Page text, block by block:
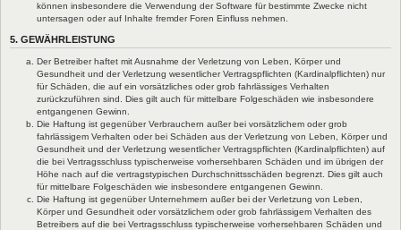
können insbesondere die Verwendung der Software für bestimmte Zwecke nicht
untersagen oder auf Inhalte fremder Foren Einfluss nehmen.
5. GEWÄHRLEISTUNG
Der Betreiber haftet mit Ausnahme der Verletzung von Leben, Körper und
Gesundheit und der Verletzung wesentlicher Vertragspflichten (Kardinalpflichten) nur
für Schäden, die auf ein vorsätzliches oder grob fahrlässiges Verhalten
zurückzuführen sind. Dies gilt auch für mittelbare Folgeschäden wie insbesondere
entgangenen Gewinn.
Die Haftung ist gegenüber Verbrauchern außer bei vorsätzlichem oder grob
fahrlässigem Verhalten oder bei Schäden aus der Verletzung von Leben, Körper und
Gesundheit und der Verletzung wesentlicher Vertragspflichten (Kardinalpflichten) auf
die bei Vertragsschluss typischerweise vorhersehbaren Schäden und im übrigen der
Höhe nach auf die vertragstypischen Durchschnittsschäden begrenzt. Dies gilt auch
für mittelbare Folgeschäden wie insbesondere entgangenen Gewinn.
Die Haftung ist gegenüber Unternehmern außer bei der Verletzung von Leben,
Körper und Gesundheit oder vorsätzlichem oder grob fahrlässigem Verhalten des
Betreibers auf die bei Vertragsschluss typischerweise vorhersehbaren Schäden und